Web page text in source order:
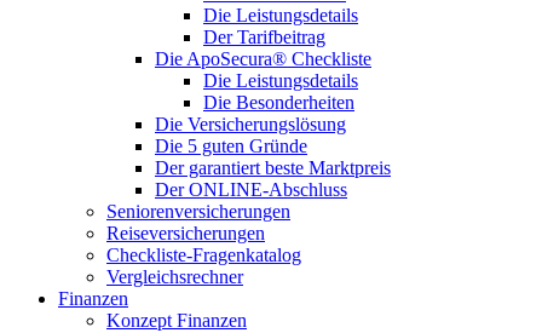
Die Leistungsdetails
Der Tarifbeitrag
Die ApoSecura® Checkliste
Die Leistungsdetails
Die Besonderheiten
Die Versicherungslösung
Die 5 guten Gründe
Der garantiert beste Marktpreis
Der ONLINE-Abschluss
Seniorenversicherungen
Reiseversicherungen
Checkliste-Fragenkatalog
Vergleichsrechner
Finanzen
Konzept Finanzen